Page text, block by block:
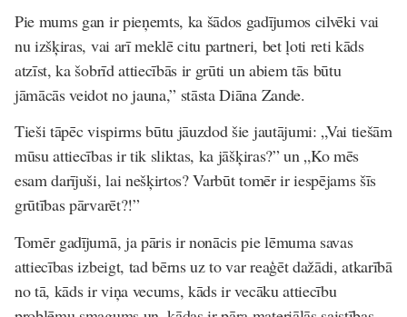
Pie mums gan ir pieņemts, ka šādos gadījumos cilvēki vai
nu izšķiras, vai arī meklē citu partneri, bet ļoti reti kāds
atzīst, ka šobrīd attiecībās ir grūti un abiem tās būtu
jāmācās veidot no jauna,” stāsta Diāna Zande.
Tieši tāpēc vispirms būtu jāuzdod šie jautājumi: „Vai tiešām
mūsu attiecības ir tik sliktas, ka jāšķiras?” un „Ko mēs
esam darījuši, lai nešķirtos? Varbūt tomēr ir iespējams šīs
grūtības pārvarēt?!”
Tomēr gadījumā, ja pāris ir nonācis pie lēmuma savas
attiecības izbeigt, tad bērns uz to var reaģēt dažādi, atkarībā
no tā, kāds ir viņa vecums, kāds ir vecāku attiecību